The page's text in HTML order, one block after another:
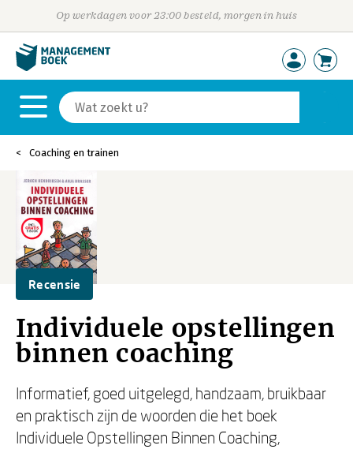
Op werkdagen voor 23:00 besteld, morgen in huis
Coaching en trainen
Recensie
Individuele opstellingen
binnen coaching
Informatief, goed uitgelegd, handzaam, bruikbaar
en praktisch zijn de woorden die het boek
Individuele Opstellingen Binnen Coaching,